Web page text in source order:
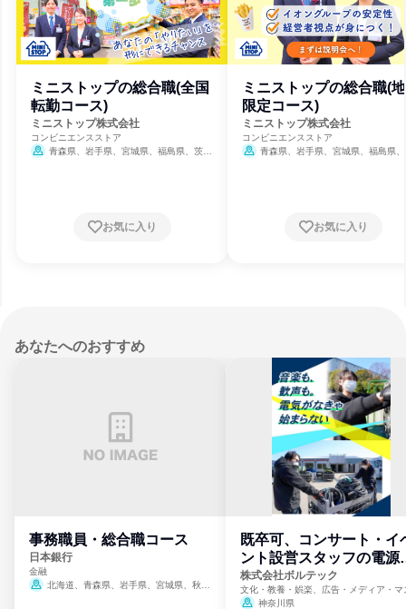
ミニストップの総合職(全国
転勤コース)
ミニストップ株式会社
コンビニエンスストア
青森県、岩手県、宮城県、福島県、茨城
岡県、佐賀県、大分県
お気に入り
ミニストップの総合職(
限定コース)
ミニストップ株式会社
コンビニエンスストア
青森県、岩手県、宮城県、福島県
岡県、佐賀県、大分県
お気に入り
あなたへのおすすめ
事務職員・総合職コース
日本銀行
金融
北海道、青森県、岩手県、宮城県、秋田
既卒可、コンサート・イ
ント設営スタッフの電源
門
株式会社ボルテック
文化・教養・娯楽、広告・メディア・マ
ミ、電力・ガス・水道・エネルギー
神奈川県